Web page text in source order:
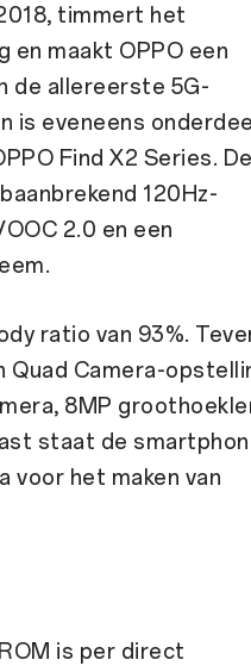
timmert het
en maakt OPPO een
de allereerste 5G-
is eveneens
Find X2 Series.
120Hz-
2.0 en een
ratio van 93%.
Camera-
8MP
staat de
voor het maken van
is per direct